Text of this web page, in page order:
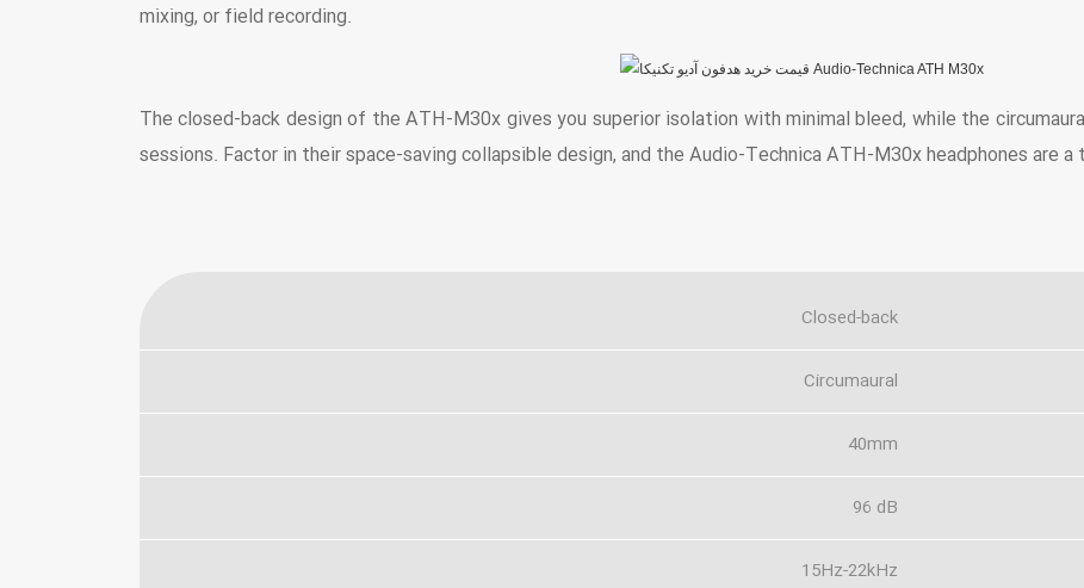
mixing, or field recording.
The closed-back design of the ATH-M30x gives you superior isolation with minimal bleed, while the
sessions. Factor in their space-saving collapsible design, and the Audio-Technica ATH-M30x headphones are a
Closed-back
Circumaural
40mm
96 dB
15Hz-22kHz